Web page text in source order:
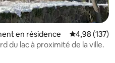
base de 207 commentaires :
en résidence Évaluation
4,98 (137)
du lac à proximité de la ville.